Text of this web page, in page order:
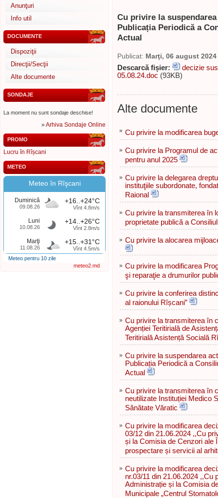
Anunţuri
Info util
DOCUMENTE
Dispoziţii
Direcţii/Secţii
Alte documente
SONDAJE
La moment nu sunt sondaje deschise!
»Arhiva Sondaje Online
PROMO
Lucru în Rîșcani
METEO
Meteo în Rîşcani
Duminică
09.08.26
+16..+24°C
Vînt 4.8m/s
Luni
10.08.26
+14..+26°C
Vînt 2.8m/s
Marţi
11.08.26
+15..+31°C
Vînt 4.5m/s
Meteo pentru 10 zile
meteo2.md
Cu privire la
Publicația Periodică a
Actual
Publicat: Marţi, 06 august 2024
Descarcă fișier:
decizie
05.08.24.doc (93KB)
Alte documente
» Cu privire la modificarea
» Cu privire la Programul de
pentru anul 2025
» Cu privire la delegarea
instituţiile subordonate,
Raional
» Cu privire la transmiterea în
proprietate publică a
» Cu privire la alocarea
» Cu privire la modificarea
şi reparaţie a drumurilor
» Cu privire la conferirea
al raionului Rîșcani”
» Cu privire la transmiterea în
Agenției Teritirială de
Teritirială Asistență Socială
» Cu privire la suspendarea
Publicația Periodică a
Actual
» Cu privire la transmiterea în
neutilizate Instituției Medico
Sănătate Văratic
» Cu privire la modificarea
03/12 din 21.06.2024 ,,Cu
și la Comisia de Cenzori ale
prospectare și servicii al
» Cu privire la modificarea
nr.03/11 din 21.06.2024 ,,Cu
Administrație și la Comisia
Municipale „Centrul